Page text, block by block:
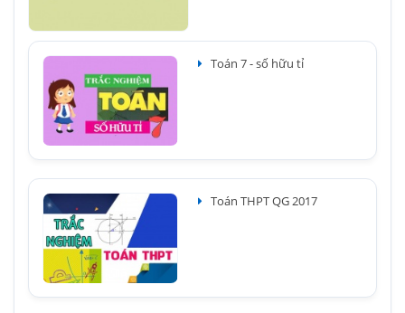
Toán 7 - số hữu tỉ
Toán THPT QG 2017